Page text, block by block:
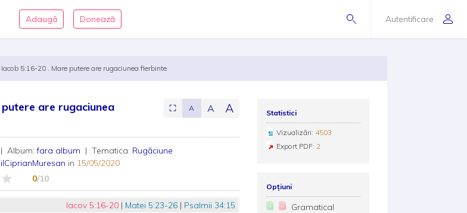
Autentificare
Adaugă Donează
Iacob 5:16-20 . Mare putere are rugaciunea fierbinte
are rugaciunea
⛶ A A A
| Album:fara album | Tematica: Rugăciune
in 15/05/2020
0/10
Iacov 5:16-20 | Matei 5:23-26 | Psalmii 34:15
Statistici
Vizualizări: 4503
Export PDF: 2
Opțiuni
Gramatical